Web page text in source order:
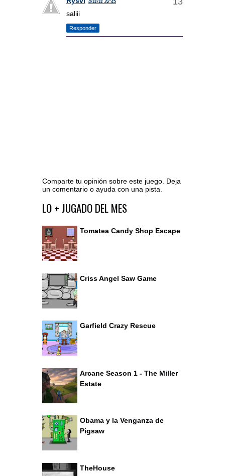
4/11/11 22:45
saliii
Responder
Comparte tu opinión sobre este juego. Deja
un comentario o ayuda con una pista.
Ir al editor de comentarios
LO + JUGADO DEL MES
Tomatea Candy Shop Escape
Criss Angel Saw Game
Garfield Crazy Rescue
Arcane Season 1 - The Miller
Estate
Obama y la Venganza de
Pigsaw
TheHouse